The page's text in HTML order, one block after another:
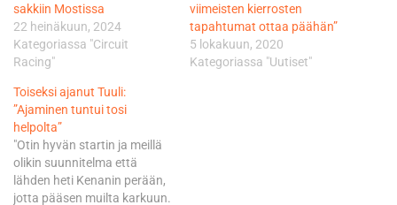
sakkiin Mostissa
22 heinäkuun, 2024
Kategoriassa "Circuit
Racing"
viimeisten kierrosten
tapahtumat ottaa päähän”
5 lokakuun, 2020
Kategoriassa "Uutiset"
Toiseksi ajanut Tuuli:
”Ajaminen tuntui tosi
helpolta”
"Otin hyvän startin ja meillä
olikin suunnitelma että
lähden heti Kenanin perään,
jotta pääsen muilta karkuun.